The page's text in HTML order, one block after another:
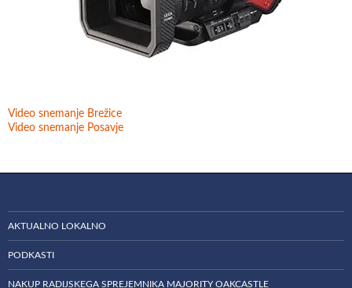
Video snemanje Brežice
Video snemanje Posavje
AKTUALNO LOKALNO
PODKASTI
NAKUP RADIJSKEGA SPREJEMNIKA MAJORITY OAKCASTLE